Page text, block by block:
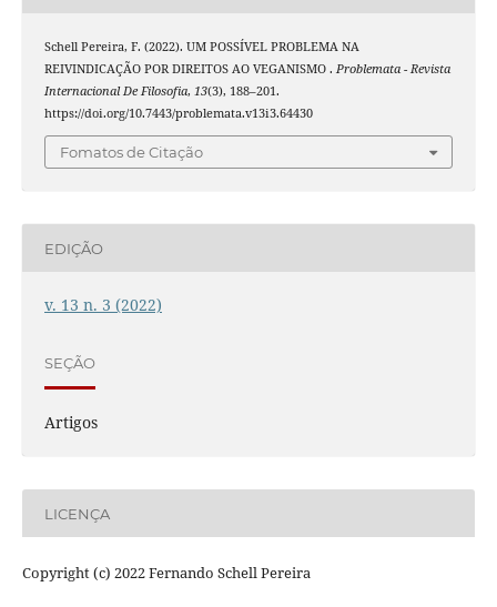
Schell Pereira, F. (2022). UM POSSÍVEL PROBLEMA NA
REIVINDICAÇÃO POR DIREITOS AO VEGANISMO . Problemata - Revista
Internacional De Filosofia, 13(3), 188–201.
https://doi.org/10.7443/problemata.v13i3.64430
Fomatos de Citação
EDIÇÃO
v. 13 n. 3 (2022)
SEÇÃO
Artigos
LICENÇA
Copyright (c) 2022 Fernando Schell Pereira